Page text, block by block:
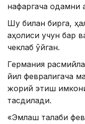
нафаргача одамни
Шу билан бирга,
аҳолиси учун бар
чеклаб қўйган.
Германия
йил февралигача
жорий этиш
тасдиқлади.
«Эмлаш талаби